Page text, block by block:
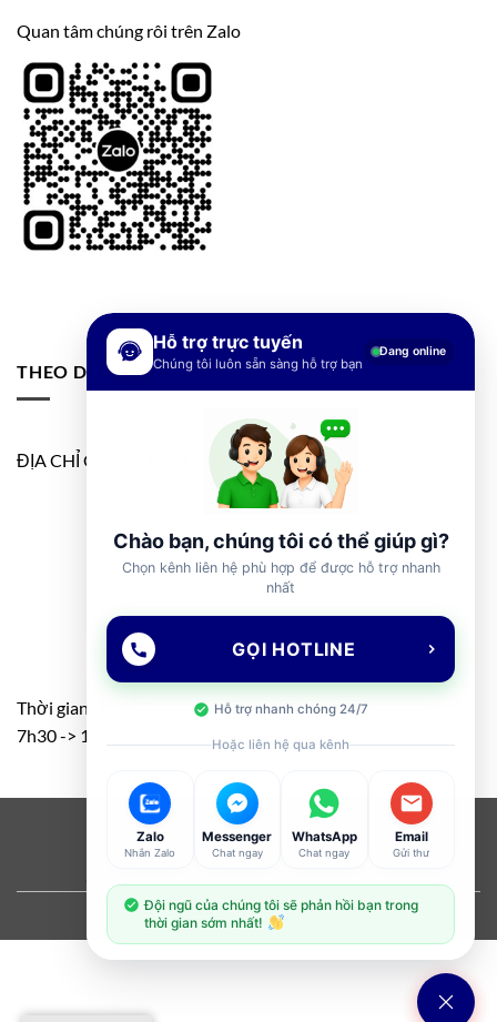
Quan tâm chúng rôi trên Zalo
THEO DÕI FANPAGE
ĐỊA CHỈ GOOGLE MAP
Thời gian: T2 – T7
7h30 -> 11h30 – 13h00 -> 17h00
Visa PayPal Stripe MasterCard
Cash
On
Delivery
Copyright 2026 ©Flatsome Theme
Hỗ trợ trực tuyến
Chúng tôi luôn sẵn sàng hỗ trợ bạn
Đang online
Chào bạn, chúng tôi có thể giúp gì?
Chọn kênh liên hệ phù hợp để được hỗ trợ nhanh
nhất
GỌI HOTLINE
Hỗ trợ nhanh chóng 24/7
Hoặc liên hệ qua kênh
Zalo
Nhắn Zalo
Messenger
Chat ngay
WhatsApp
Chat ngay
Email
Gửi thư
Đội ngũ của chúng tôi sẽ phản hồi bạn trong
thời gian sớm nhất!